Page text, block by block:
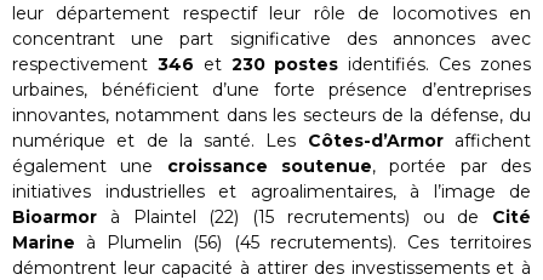
leur département respectif leur rôle de locomotives en
concentrant une part significative des annonces avec
respectivement 346 et 230 postes identifiés. Ces zones
urbaines, bénéficient d’une forte présence d’entreprises
innovantes, notamment dans les secteurs de la défense, du
numérique et de la santé. Les Côtes-d’Armoraffichent
également une croissance soutenue, portée par des
initiatives industrielles et agroalimentaires, à l’image de
Bioarmor à Plaintel (22) (15 recrutements) ou de Cité
Marine à Plumelin (56) (45 recrutements). Ces territoires
démontrent leur capacité à attirer des investissements et à